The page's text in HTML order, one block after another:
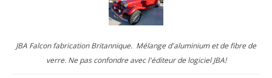
JBA Falcon fabrication Britannique. Mélange d'aluminium et de fibre de
verre. Ne pas confondre avec l'éditeur de logiciel JBA!